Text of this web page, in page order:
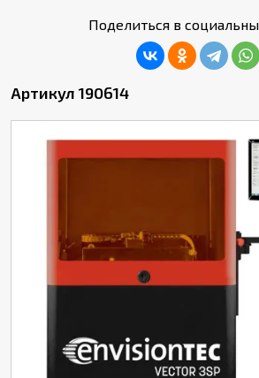
Поделиться в
Артикул 190614